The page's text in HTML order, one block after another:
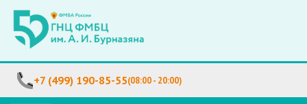
+7 (499) 190-85-55(08:00 - 20:00)